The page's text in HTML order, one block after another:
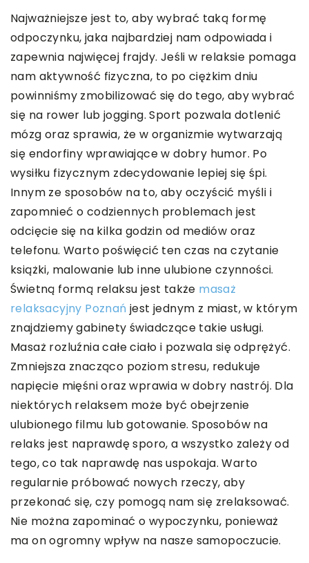
Najważniejsze jest to, aby wybrać taką formę
odpoczynku, jaka najbardziej nam odpowiada i
zapewnia najwięcej frajdy. Jeśli w relaksie pomaga
nam aktywność fizyczna, to po ciężkim dniu
powinniśmy zmobilizować się do tego, aby wybrać
się na rower lub jogging. Sport pozwala dotlenić
mózg oraz sprawia, że w organizmie wytwarzają
się endorfiny wprawiające w dobry humor. Po
wysiłku fizycznym zdecydowanie lepiej się śpi.
Innym ze sposobów na to, aby oczyścić myśli i
zapomnieć o codziennych problemach jest
odcięcie się na kilka godzin od mediów oraz
telefonu. Warto poświęcić ten czas na czytanie
książki, malowanie lub inne ulubione czynności.
Świetną formą relaksu jest także masaż
relaksacyjny Poznań jest jednym z miast, w którym
znajdziemy gabinety świadczące takie usługi.
Masaż rozluźnia całe ciało i pozwala się odprężyć.
Zmniejsza znacząco poziom stresu, redukuje
napięcie mięśni oraz wprawia w dobry nastrój. Dla
niektórych relaksem może być obejrzenie
ulubionego filmu lub gotowanie. Sposobów na
relaks jest naprawdę sporo, a wszystko zależy od
tego, co tak naprawdę nas uspokaja. Warto
regularnie próbować nowych rzeczy, aby
przekonać się, czy pomogą nam się zrelaksować.
Nie można zapominać o wypoczynku, ponieważ
ma on ogromny wpływ na nasze samopoczucie.